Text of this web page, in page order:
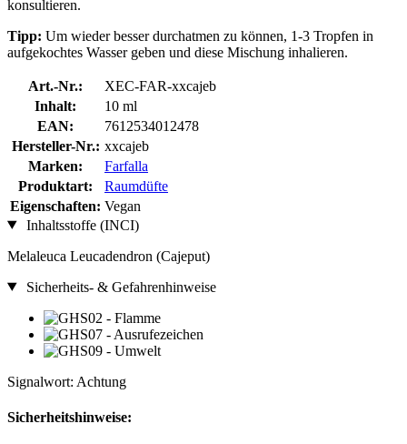
konsultieren.
Tipp: Um wieder besser durchatmen zu können, 1-3 Tropfen in
aufgekochtes Wasser geben und diese Mischung inhalieren.
Art.-Nr.:
XEC-FAR-xxcajeb
Inhalt:
10 ml
EAN:
7612534012478
Hersteller-Nr.: xxcajeb
Marken:
Farfalla
Produktart:
Raumdüfte
Eigenschaften: Vegan
Inhaltsstoffe (INCI)
Melaleuca Leucadendron (Cajeput)
Sicherheits- & Gefahrenhinweise
Signalwort: Achtung
Sicherheitshinweise: